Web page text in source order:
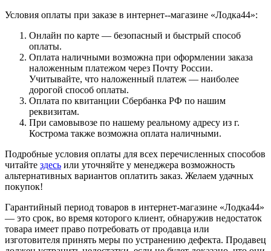
Условия оплаты при заказе в интернет--магазине «Лодка44»:
Онлайн по карте — безопасный и быстрый способ
оплаты.
Оплата наличными возможна при оформлении заказа
наложенным платежом через Почту России.
Учитывайте, что наложенный платеж — наиболее
дорогой способ оплаты.
Оплата по квитанции Сбербанка РФ по нашим
реквизитам.
При самовывозе по нашему реальному адресу из г.
Кострома также возможна оплата наличными.
Подробные условия оплаты для всех перечисленных способов
читайте здесь или уточняйте у менеджера возможность
альтернативных вариантов оплатить заказ. Желаем удачных
покупок!
Гарантийный период товаров в интернет-магазине «Лодка44»
— это срок, во время которого клиент, обнаружив недостаток
товара имеет право потребовать от продавца или
изготовителя принять меры по устранению дефекта. Продавец